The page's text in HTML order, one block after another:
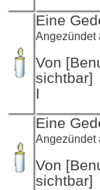
Eine
Angezündet
Von
sichtbar]
I
Eine
Angezündet
Von
sichtbar]